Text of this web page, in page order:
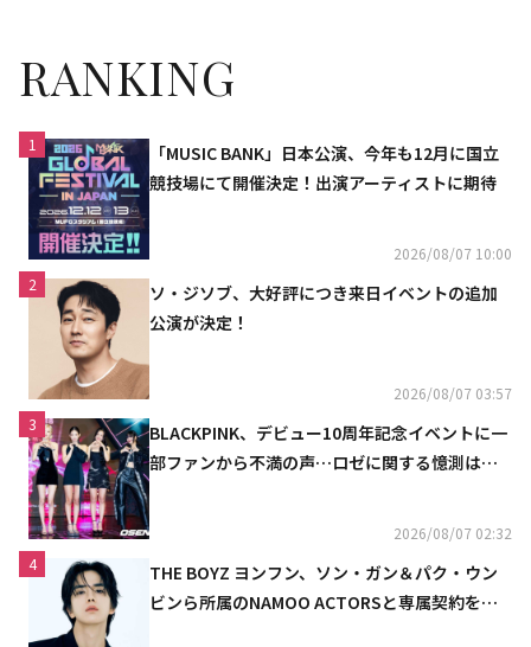
RANKING
1
「MUSIC BANK」日本公演、今年も12月に国立
競技場にて開催決定！出演アーティストに期待
2026/08/07 10:00
2
ソ・ジソブ、大好評につき来日イベントの追加
公演が決定！
2026/08/07 03:57
3
BLACKPINK、デビュー10周年記念イベントに一
部ファンから不満の声…ロゼに関する憶測は否
2026/08/07 02:32
4
THE BOYZ ヨンフン、ソン・ガン＆パク・ウン
ビンら所属のNAMOO ACTORSと専属契約を締